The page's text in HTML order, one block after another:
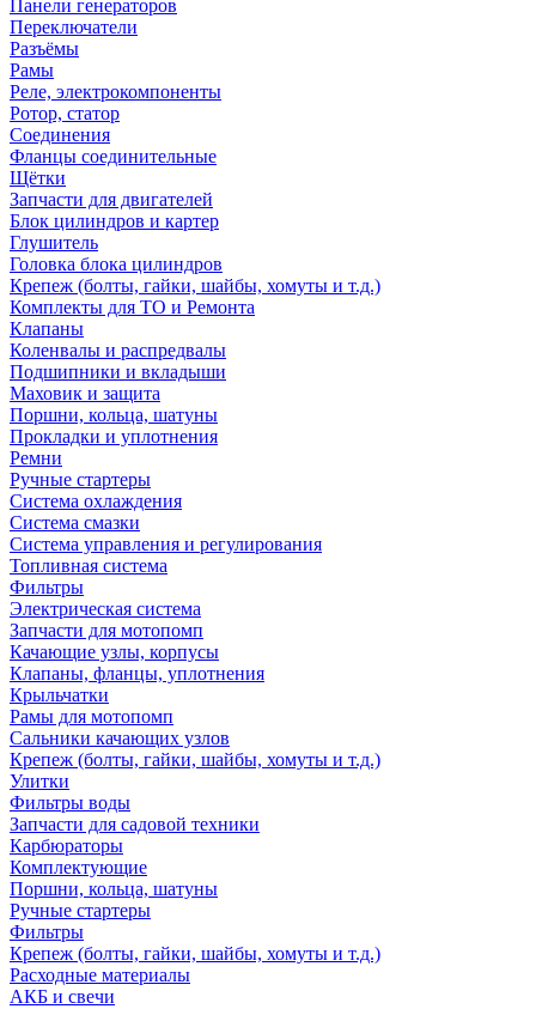
Панели генераторов
Переключатели
Разъёмы
Рамы
Реле, электрокомпоненты
Ротор, статор
Соединения
Фланцы соединительные
Щётки
Запчасти для двигателей
Блок цилиндров и картер
Глушитель
Головка блока цилиндров
Крепеж (болты, гайки, шайбы, хомуты и т.д.)
Комплекты для ТО и Ремонта
Клапаны
Коленвалы и распредвалы
Подшипники и вкладыши
Маховик и защита
Поршни, кольца, шатуны
Прокладки и уплотнения
Ремни
Ручные стартеры
Система охлаждения
Система смазки
Система управления и регулирования
Топливная система
Фильтры
Электрическая система
Запчасти для мотопомп
Качающие узлы, корпусы
Клапаны, фланцы, уплотнения
Крыльчатки
Рамы для мотопомп
Сальники качающих узлов
Крепеж (болты, гайки, шайбы, хомуты и т.д.)
Улитки
Фильтры воды
Запчасти для садовой техники
Карбюраторы
Комплектующие
Поршни, кольца, шатуны
Ручные стартеры
Фильтры
Крепеж (болты, гайки, шайбы, хомуты и т.д.)
Расходные материалы
АКБ и свечи